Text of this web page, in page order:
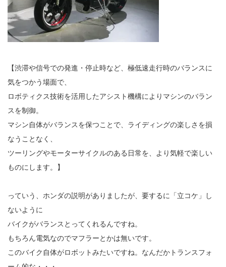
【渋滞や信号での発進・停止時など、極低速走行時のバランスに
気をつかう場面で、
ロボティクス技術を活用したアシスト機構によりマシンのバラン
スを制御。
マシン自体がバランスを保つことで、ライディングの楽しさを損
なうことなく、
ツーリングやモーターサイクルのある日常を、より気軽で楽しい
ものにします。】
っていう、ホンダの説明がありましたが、要するに「立コケ」し
ないように
バイクがバランスとってくれるんですね。
もちろん電気なのでマフラーとかは無いです。
このバイク自体がロボットみたいですね。なんだかトランスフォ